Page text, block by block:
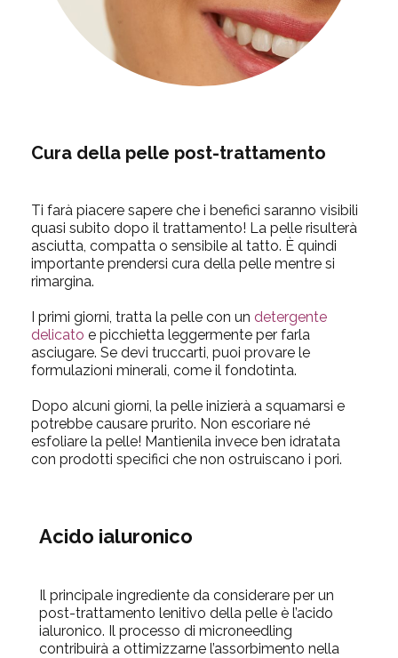
Cura della pelle post-trattamento
Ti farà piacere sapere che i benefici saranno visibili
quasi subito dopo il trattamento! La pelle risulterà
asciutta, compatta o sensibile al tatto. È quindi
importante prendersi cura della pelle mentre si
rimargina.
I primi giorni, tratta la pelle con un detergente
delicato e picchietta leggermente per farla
asciugare. Se devi truccarti, puoi provare le
formulazioni minerali, come il fondotinta.
Dopo alcuni giorni, la pelle inizierà a squamarsi e
potrebbe causare prurito. Non escoriare né
esfoliare la pelle! Mantienila invece ben idratata
con prodotti specifici che non ostruiscano i pori.
Acido ialuronico
Il principale ingrediente da considerare per un
post-trattamento lenitivo della pelle è l’acido
ialuronico. Il processo di microneedling
contribuirà a ottimizzarne l’assorbimento nella